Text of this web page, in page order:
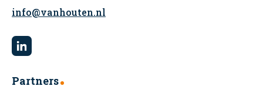
info@vanhouten.nl
Partners